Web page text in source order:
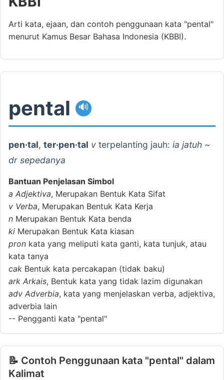
Arti kata, ejaan, dan contoh penggunaan kata "pental"
menurut Kamus Besar Bahasa Indonesia (KBBI).
pental 🔊
pen·tal, ter·pen·tal v terpelanting jauh: ia jatuh ~
dr sepedanya
Bantuan Penjelasan Simbol
a Adjektiva, Merupakan Bentuk Kata Sifat
v Verba, Merupakan Bentuk Kata Kerja
n Merupakan Bentuk Kata benda
ki Merupakan Bentuk Kata kiasan
pron kata yang meliputi kata ganti, kata tunjuk, atau
kata tanya
cak Bentuk kata percakapan (tidak baku)
ark Arkais, Bentuk kata yang tidak lazim digunakan
adv Adverbia, kata yang menjelaskan verba, adjektiva,
adverbia lain
-- Pengganti kata "pental"
📝 Contoh Penggunaan kata "pental" dalam
Kalimat